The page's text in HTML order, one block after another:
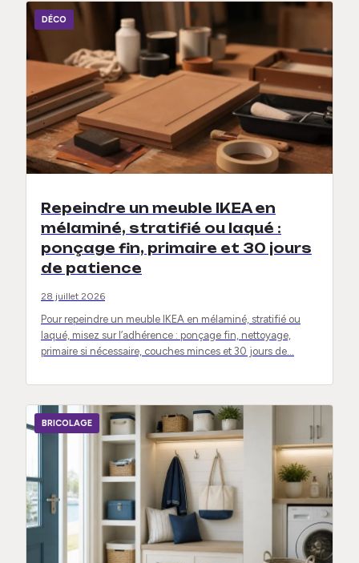
DÉCO
Repeindre un meuble IKEA en
mélaminé, stratifié ou laqué :
ponçage fin, primaire et 30 jours
de patience
28 juillet 2026
Pour repeindre un meuble IKEA en mélaminé, stratifié ou
laqué, misez sur l’adhérence : ponçage fin, nettoyage,
primaire si nécessaire, couches minces et 30 jours de…
BRICOLAGE